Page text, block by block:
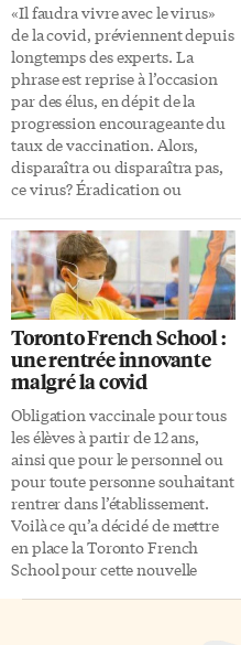
«Il faudra vivre avec le virus»
de la covid, préviennent depuis
longtemps des experts. La
phrase est reprise à l’occasion
par des élus, en dépit de la
progression encourageante du
taux de vaccination. Alors,
disparaîtra ou disparaîtra pas,
ce virus? Éradication ou
complètement disparaître le
SRAS-CoV-2 serait un grand
soulagement pour plusieurs…
Mais il y a peu de chances que
cela arrive. À travers l’histoire,
un seul virus a été
complètement éradiqué: la
variole. Le dernier
«représentant» du virus de la
variole a été observé en 1977. Un
programme de vaccination
mondial avait été entrepris […]
Toronto French School :
une rentrée innovante
malgré la covid
Obligation vaccinale pour tous
les élèves à partir de 12 ans,
ainsi que pour le personnel ou
pour toute personne souhaitant
rentrer dans l’établissement.
Voilà ce qu’a décidé de mettre
en place la Toronto French
School pour cette nouvelle